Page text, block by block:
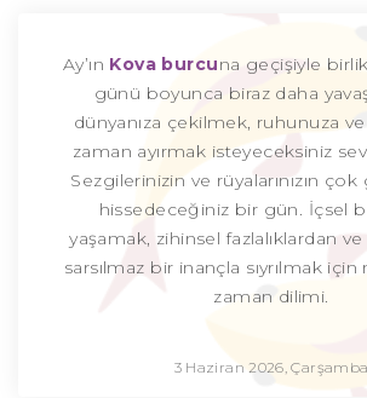
Ay’ın Kova burcuna geçişiyle
günü boyunca biraz daha
dünyanıza çekilmek, ruhunuza
zaman ayırmak isteyeceksiniz
Sezgilerinizin ve rüyalarınızın
hissedeceğiniz bir gün. İçsel
yaşamak, zihinsel fazlalıklardan
sarsılmaz bir inançla sıyrılmak
zaman dilimi.
3 Haziran 2026, Çarşamba